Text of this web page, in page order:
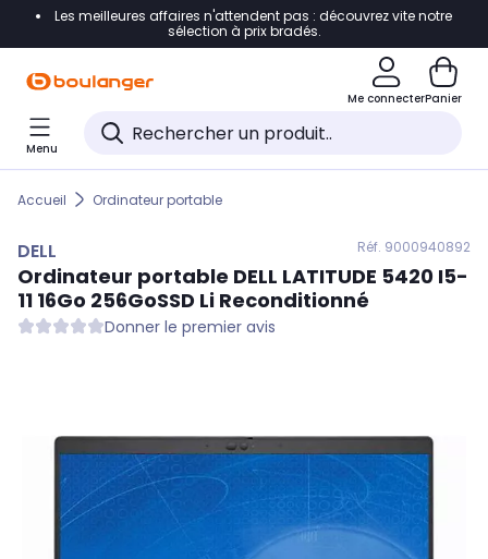
Accéder directement à la navigation
Accéder directement au pied de page
Accéder directement au chatbot
Les meilleures affaires n'attendent pas : découvrez vite notre
sélection à prix bradés.
Me connecterPanier
Menu
Accueil Ordinateur portable
DELL Réf. 9000940892
Ordinateur portable DELL LATITUDE 5420 I5-
11 16Go 256GoSSD Li Reconditionné
Donner le premier avis